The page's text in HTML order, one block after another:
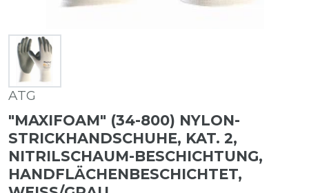
ATG
"MAXIFOAM" (34-800) NYLON-
STRICKHANDSCHUHE, KAT. 2,
NITRILSCHAUM-BESCHICHTUNG,
HANDFLÄCHENBESCHICHTET,